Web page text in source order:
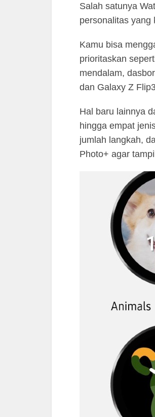
Salah satunya
personalitas yang
Kamu bisa
prioritaskan
mendalam,
dan Galaxy Z
Hal baru lainnya
hingga empat
jumlah langkah,
Photo+ agar